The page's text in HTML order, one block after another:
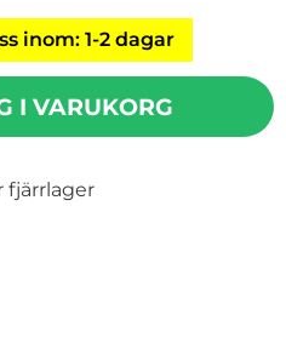
inom: 1-2 dagar
I VARUKORG
fjärrlager